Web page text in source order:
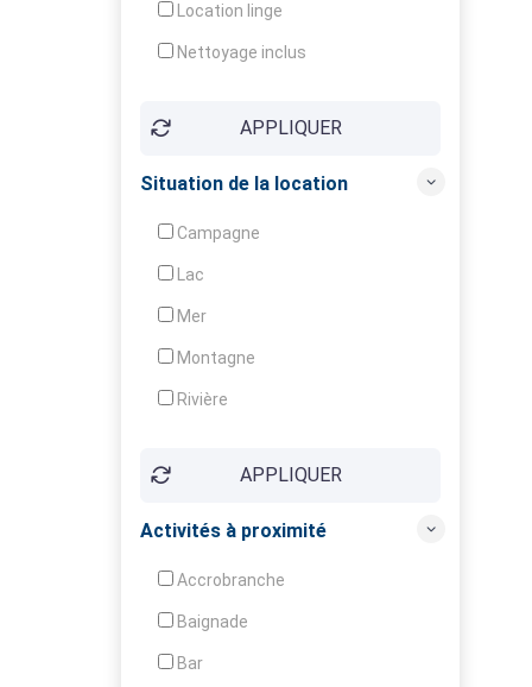
Location linge
Nettoyage inclus
Garde d'enfants
Crèche
APPLIQUER
Situation de la location
Campagne
Lac
Mer
Montagne
Rivière
APPLIQUER
Activités à proximité
Accrobranche
Baignade
Bar